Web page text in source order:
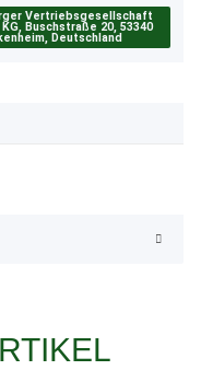
Vertriebsgesellschaft
Buschstraße 20, 53340
Deutschland